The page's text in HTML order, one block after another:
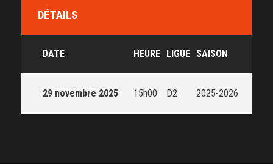
DÉTAILS
DATE HEURE LIGUE SAISON
29 novembre 2025 15h00 D2 2025-2026